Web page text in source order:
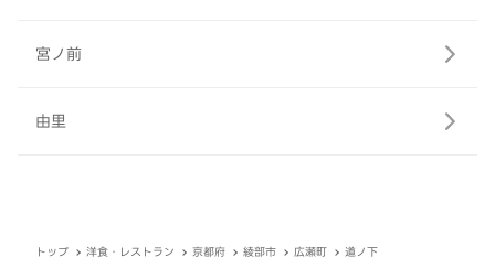
宮ノ前
由里
トップ 洋食・レストラン 京都府 綾部市 広瀬町 道ノ下